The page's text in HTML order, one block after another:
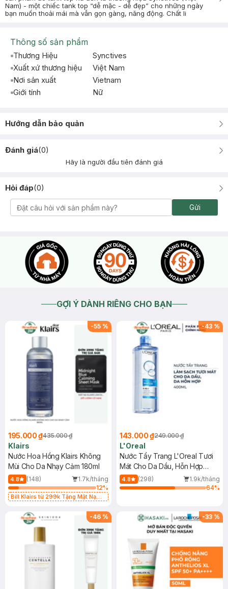
Nam) - một chiếc tank top “dễ mặc - dễ đẹp” cho những ngày
bạn muốn thoải mái mà vẫn gọn gàng, năng động. Chất li
Thông số sản phẩm
Thương Hiệu
Synctives
Xuất xứ thương hiệu
Việt Nam
Nơi sản xuất
Vietnam
Giới tính
Nữ
Hướng dẫn bảo quản
Đánh giá(0)
Hãy là người đầu tiên đánh giá
Hỏi đáp(0)
Gửi
GỢI Ý DÀNH RIÊNG CHO BẠN
-55 %
195.000 ₫435.000 ₫
Klairs
Nước Hoa Hồng Klairs Không
Mùi Cho Da Nhạy Cảm 180ml
4.8 (148)
1.7k/tháng
12%
Bill Klairs từ 299k Tặng Mặt Nạ
25ml (SL Có Hạn)
-43 %
143.000 ₫249.000 ₫
L'Oreal
Nước Tẩy Trang L'Oreal Tươi
Mát Cho Da Dầu, Hỗn Hợp
400ml
4.8 (298)
1.9k/tháng
64%
-46 % -33 %